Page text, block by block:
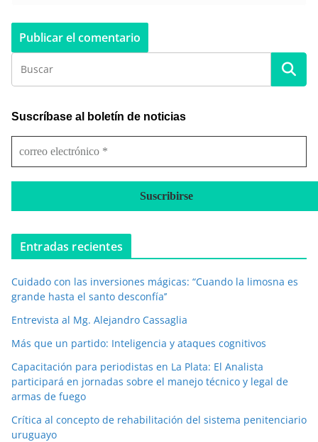
Suscríbase al boletín de noticias
c
t
n
c
Entradas recientes
Cuidado con las inversiones mágicas: “Cuando la limosna es
grande hasta el santo desconfía’’
Entrevista al Mg. Alejandro Cassaglia
Más que un partido: Inteligencia y ataques cognitivos
Capacitación para periodistas en La Plata: El Analista
participará en jornadas sobre el manejo técnico y legal de
armas de fuego
Crítica al concepto de rehabilitación del sistema penitenciario
uruguayo